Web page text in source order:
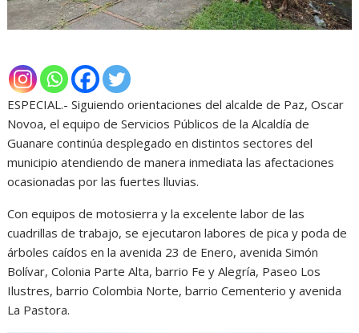
ESPECIAL.- Siguiendo orientaciones del alcalde de Paz, Oscar
Novoa, el equipo de Servicios Públicos de la Alcaldía de
Guanare continúa desplegado en distintos sectores del
municipio atendiendo de manera inmediata las afectaciones
ocasionadas por las fuertes lluvias.
Con equipos de motosierra y la excelente labor de las
cuadrillas de trabajo, se ejecutaron labores de pica y poda de
árboles caídos en la avenida 23 de Enero, avenida Simón
Bolívar, Colonia Parte Alta, barrio Fe y Alegría, Paseo Los
Ilustres, barrio Colombia Norte, barrio Cementerio y avenida
La Pastora.